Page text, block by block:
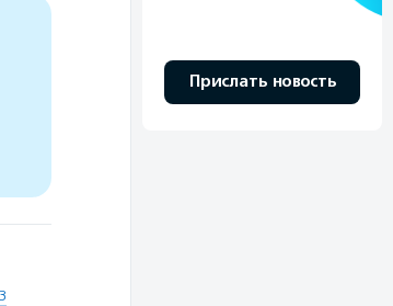
Прислать новость